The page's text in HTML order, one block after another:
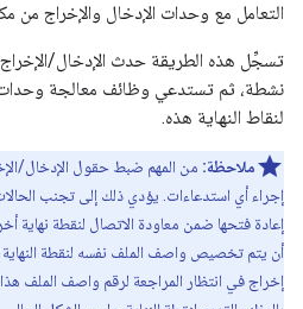
التعامل مع وحدات الإدخال والإخراج من
تسجِّل هذه الطريقة حدث الإدخال/
نشطة، ثم تستدعي وظائف معالجة وحدات
لنقاط النهاية هذه.
ملاحظة: من المهم ضبط حقول الإدخال/
إجراء أي استدعاءات. يؤدي ذلك إلى تجنب
إعادة فتحها ضمن معاودة الاتصال لنقطة نهاية
أن يتم تخصيص واصف الملف نفسه لنقطة
إخراج في انتظار المراجعة لرقم واصف الملف